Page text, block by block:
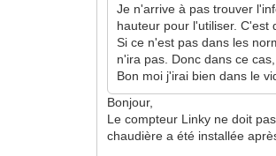
Je n'arrive à pas trouver
hauteur pour l'utiliser. C'est
Si ce n'est pas dans les
n'ira pas. Donc dans ce
Bon moi j'irai bien dans le
Bonjour,
Le compteur Linky ne doit
chaudière a été installée